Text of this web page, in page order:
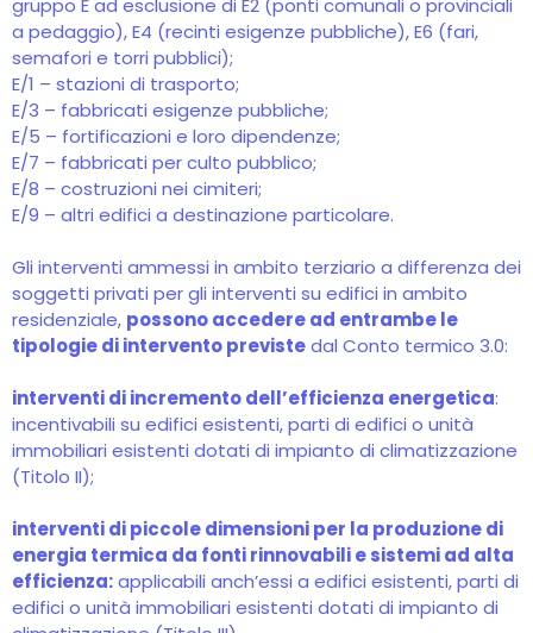
gruppo E ad esclusione di E2 (ponti comunali o provinciali
a pedaggio), E4 (recinti esigenze pubbliche), E6 (fari,
semafori e torri pubblici);
E/1 – stazioni di trasporto;
E/3 – fabbricati esigenze pubbliche;
E/5 – fortificazioni e loro dipendenze;
E/7 – fabbricati per culto pubblico;
E/8 – costruzioni nei cimiteri;
E/9 – altri edifici a destinazione particolare.
Gli interventi ammessi in ambito terziario a differenza dei
soggetti privati per gli interventi su edifici in ambito
residenziale, possono accedere ad entrambe le
tipologie di intervento previstedal Conto termico 3.0:
interventi di incremento dell’efficienza energetica:
incentivabili su edifici esistenti, parti di edifici o unità
immobiliari esistenti dotati di impianto di climatizzazione
(Titolo II);
interventi di piccole dimensioni per la produzione di
energia termica da fonti rinnovabili e sistemi ad alta
efficienza:applicabili anch’essi a edifici esistenti, parti di
edifici o unità immobiliari esistenti dotati di impianto di